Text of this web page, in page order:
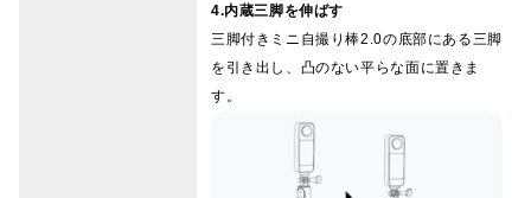
4.内蔵三脚を伸ばす
三脚付きミニ自撮り棒2.0の底部にある三脚
を引き出し、凸のない平らな面に置きま
す。